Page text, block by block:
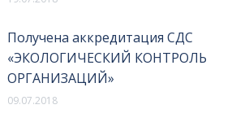
Получена аккредитация СДС
«ЭКОЛОГИЧЕСКИЙ КОНТРОЛЬ
ОРГАНИЗАЦИЙ»
09.07.2018